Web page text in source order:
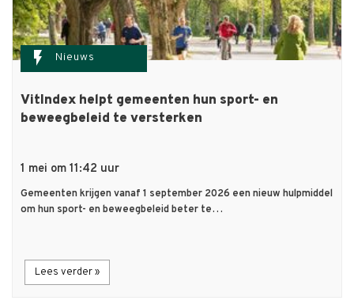
flash_on Nieuws
VitIndex helpt gemeenten hun sport- en
beweegbeleid te versterken
1 mei om 11:42 uur
Gemeenten krijgen vanaf 1 september 2026 een nieuw hulpmiddel
om hun sport- en beweegbeleid beter te…
Lees verder »